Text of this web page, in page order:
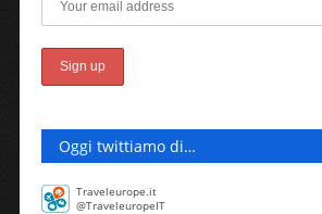
Oggi twittiamo di…
Traveleurope.it
@TraveleuropeIT